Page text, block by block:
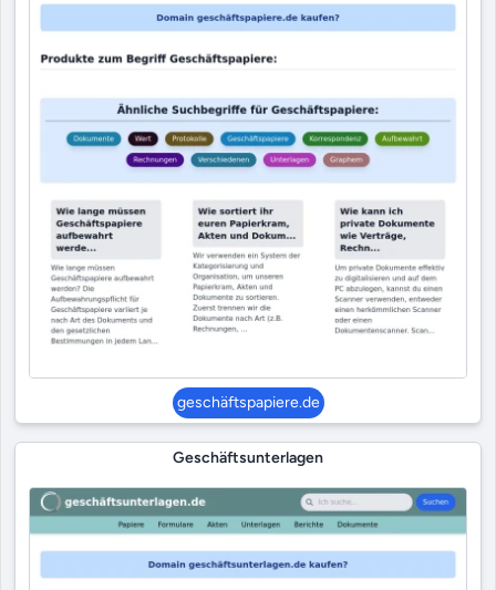
geschäftspapiere.de
Geschäftsunterlagen